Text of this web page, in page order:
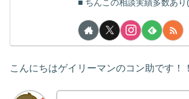
■ ちんこの相談実績多数あり
こんにちはゲイリーマンのコン助です！！